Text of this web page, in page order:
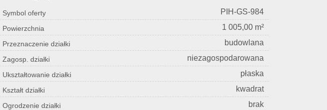
Symbol oferty PIH-GS-984
Powierzchnia 1 005,00 m²
Przeznaczenie działki budowlana
Zagosp. działki niezagospodarowana
Ukształtowanie działki płaska
Kształt działki kwadrat
Ogrodzenie działki brak